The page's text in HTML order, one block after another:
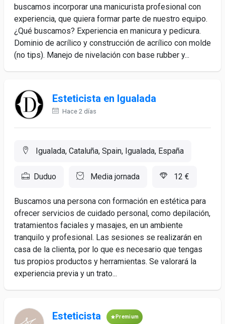
buscamos incorporar una manicurista profesional con
experiencia, que quiera formar parte de nuestro equipo.
¿Qué buscamos? Experiencia en manicura y pedicura.
Dominio de acrílico y construcción de acrílico con molde
(no tips). Manejo de nivelación con base rubber y...
Esteticista en Igualada
Hace 2 días
Igualada, Cataluña, Spain, Igualada, España
Duduo Media jornada 12 €
Buscamos una persona con formación en estética para
ofrecer servicios de cuidado personal, como depilación,
tratamientos faciales y masajes, en un ambiente
tranquilo y profesional. Las sesiones se realizarán en
casa de la clienta, por lo que es necesario que tengas
tus propios productos y herramientas. Se valorará la
experiencia previa y un trato...
Esteticista Premium